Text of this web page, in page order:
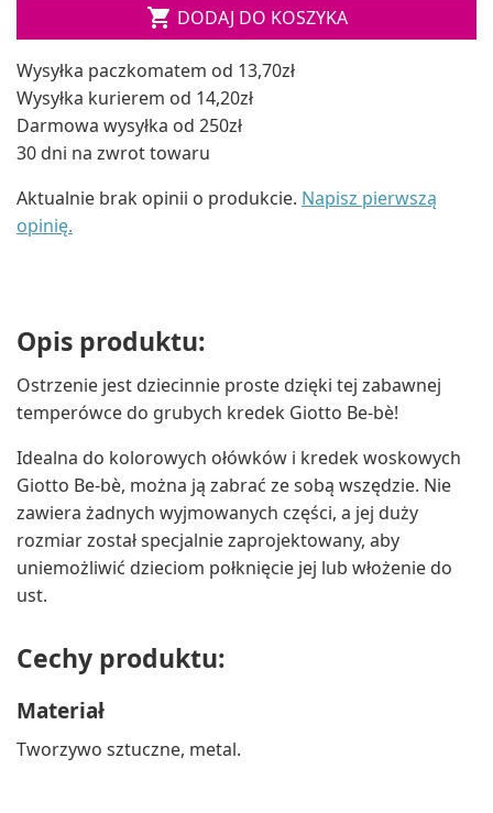
 DODAJ DO KOSZYKA
Wysyłka paczkomatem od 13,70zł
Wysyłka kurierem od 14,20zł
Darmowa wysyłka od 250zł
30 dni na zwrot towaru
Aktualnie brak opinii o produkcie. Napisz pierwszą
opinię.
Opis produktu:
Ostrzenie jest dziecinnie proste dzięki tej zabawnej
temperówce do grubych kredek Giotto Be-bè!
Idealna do kolorowych ołówków i kredek woskowych
Giotto Be-bè, można ją zabrać ze sobą wszędzie. Nie
zawiera żadnych wyjmowanych części, a jej duży
rozmiar został specjalnie zaprojektowany, aby
uniemożliwić dzieciom połknięcie jej lub włożenie do
ust.
Cechy produktu:
Materiał
Tworzywo sztuczne, metal.